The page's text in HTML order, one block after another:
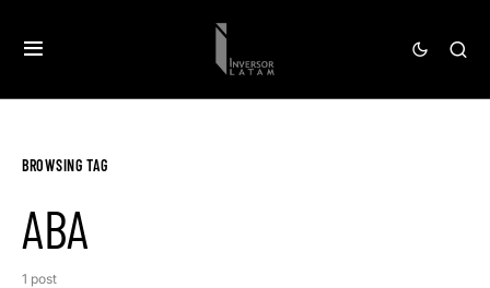
BROWSING TAG
ABA
1 post